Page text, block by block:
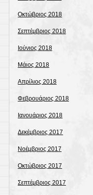
Οκτώβριος 2018
Σεπτέμβριος 2018
Ιούνιος 2018
Μάιος 2018
Απρίλιος 2018
Φεβρουάριος 2018
Ιανουάριος 2018
Δεκέμβριος 2017
Νοέμβριος 2017
Οκτώβριος 2017
Σεπτέμβριος 2017